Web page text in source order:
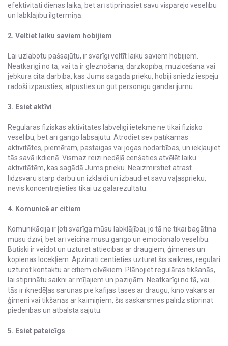
efektivitāti dienas laikā, bet arī stiprināsiet savu vispārējo veselību
un labklājību ilgtermiņā.
2. Veltiet laiku saviem hobijiem
Lai uzlabotu pašsajūtu, ir svarīgi veltīt laiku saviem hobijiem.
Neatkarīgi no tā, vai tā ir gleznošana, dārzkopība, muzicēšana vai
jebkura cita darbība, kas Jums sagādā prieku, hobiji sniedz iespēju
radoši izpausties, atpūsties un gūt personīgu gandarījumu.
3. Esiet aktīvi
Regulāras fiziskās aktivitātes labvēlīgi ietekmē ne tikai fizisko
veselību, bet arī garīgo labsajūtu. Atrodiet sev patīkamas
aktivitātes, piemēram, pastaigas vai jogas nodarbības, un iekļaujiet
tās savā ikdienā. Vismaz reizi nedēļā cenšaties atvēlēt laiku
aktivitātēm, kas sagādā Jums prieku. Neaizmirstiet atrast
līdzsvaru starp darbu un izklaidi un izbaudiet savu vaļasprieku,
nevis koncentrējieties tikai uz galarezultātu.
4. Komunicē ar citiem
Komunikācija ir ļoti svarīga mūsu labklājībai, jo tā ne tikai bagātina
mūsu dzīvi, bet arī veicina mūsu garīgo un emocionālo veselību.
Būtiski ir veidot un uzturēt attiecības ar draugiem, ģimenes un
kopienas locekļiem. Apzināti centieties uzturēt šīs saiknes, regulāri
uzturot kontaktu ar citiem cilvēkiem. Plānojiet regulāras tikšanās,
lai stiprinātu saikni ar mīļajiem un paziņām. Neatkarīgi no tā, vai
tās ir iknedēļas sarunas pie kafijas tases ar draugu, kino vakars ar
ģimeni vai tikšanās ar kaimiņiem, šīs saskarsmes palīdz stiprināt
piederības un atbalsta sajūtu.
5. Esiet pateicīgs